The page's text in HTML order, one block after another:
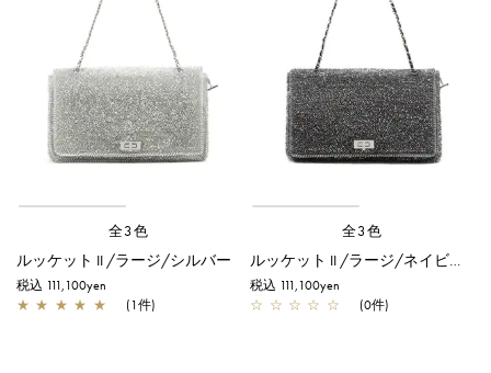
全3色
ルッケット II /ラージ/シルバー
税込 111,100yen
★ ★ ★ ★ ★ (1件)
全3色
ルッケット II /ラージ/ネイビーシルバー
税込 111,100yen
☆ ☆ ☆ ☆ ☆ (0件)